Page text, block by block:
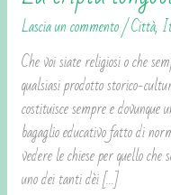
Lascia un commento/Città,
Che voi siate religiosi o che
qualsiasi prodotto storico-
costituisce sempre e
bagaglio educativo fatto di
vedere le chiese per quello
uno dei tanti dèi […]
cripta
longobarda
di
Sutri